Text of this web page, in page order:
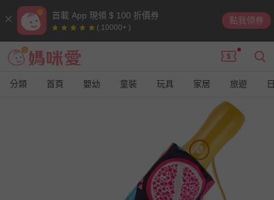
首載 App 現領 $ 100 折價券
( 10000+ )
點我領券
分類 首頁 嬰幼 童裝 玩具 家居 旅遊